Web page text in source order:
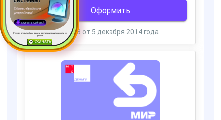
Ресурс, открытый для раздачи роста производительности ус
тройств